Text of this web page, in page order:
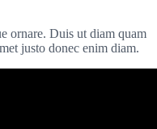
ornare. Duis ut diam quam
justo donec enim diam.